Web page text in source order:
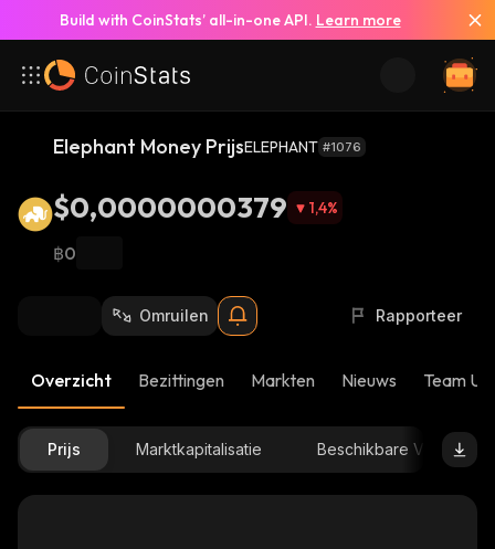
Build with CoinStats’ all-in-one API. Learn more
Elephant Money PrijsELEPHANT #1076
$0,0000000379 1,4%
฿0
Omruilen Rapporteer
Overzicht Bezittingen Markten Nieuws Team
Prijs Marktkapitalisatie Beschikbare Voorraad